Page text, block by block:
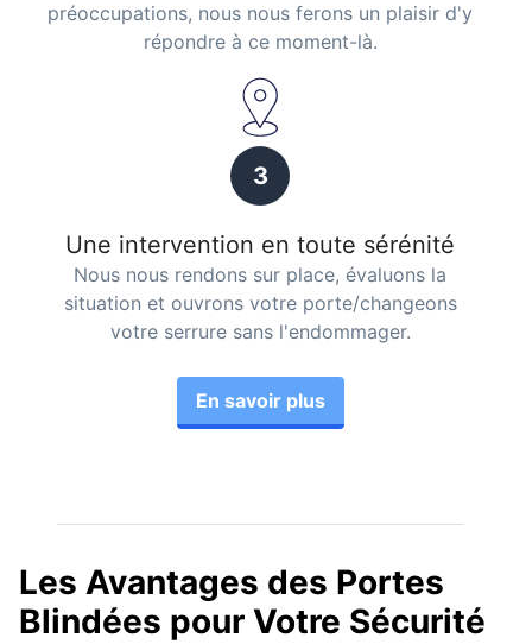
préoccupations, nous nous ferons un plaisir d'y
répondre à ce moment-là.
3
Une intervention en toute sérénité
Nous nous rendons sur place, évaluons la
situation et ouvrons votre porte/changeons
votre serrure sans l'endommager.
En savoir plus
Les Avantages des Portes
Blindées pour Votre Sécurité